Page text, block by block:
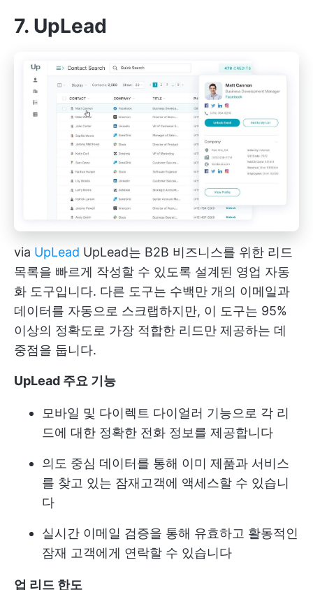
7. UpLead
via UpLead UpLead는 B2B 비즈니스를 위한 리드
목록을 빠르게 작성할 수 있도록 설계된 영업 자동
화 도구입니다. 다른 도구는 수백만 개의 이메일과
데이터를 자동으로 스크랩하지만, 이 도구는 95%
이상의 정확도로 가장 적합한 리드만 제공하는 데
중점을 둡니다.
UpLead 주요 기능
모바일 및 다이렉트 다이얼러 기능으로 각 리
드에 대한 정확한 전화 정보를 제공합니다
의도 중심 데이터를 통해 이미 제품과 서비스
를 찾고 있는 잠재고객에 액세스할 수 있습니
다
실시간 이메일 검증을 통해 유효하고 활동적인
잠재 고객에게 연락할 수 있습니다
업 리드 한도